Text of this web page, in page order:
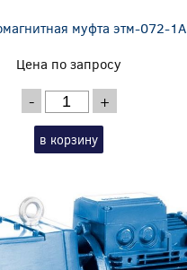
муфта этм-072-1А
Цена по запросу
- +
в корзину